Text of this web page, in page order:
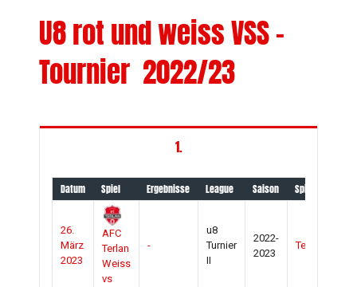
U8 rot und weiss VSS –
Tournier 2022/23
1.
Datum Spiel Ergebnisse League Saison Spielort
26.
März
2023
AFC
Terlan
Weiss
vs
-
u8
Turnier
II
2022-
2023
Terlan